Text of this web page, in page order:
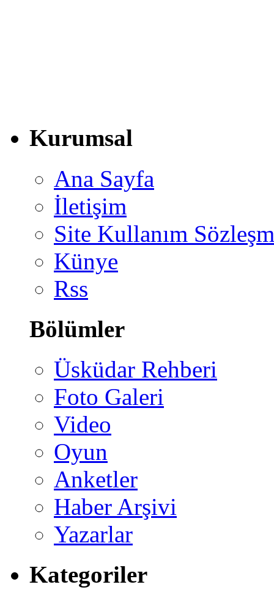
Kurumsal
Ana Sayfa
İletişim
Site Kullanım
Künye
Rss
Bölümler
Üsküdar Rehberi
Foto Galeri
Video
Oyun
Anketler
Haber Arşivi
Yazarlar
Kategoriler